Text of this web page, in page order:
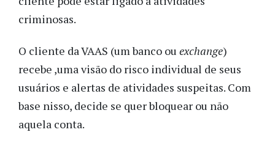
criminosas.
O cliente da VAAS (um banco ou exchange)
recebe ,uma visão do risco individual de seus
usuários e alertas de atividades suspeitas. Com
base nisso, decide se quer bloquear ou não
aquela conta.